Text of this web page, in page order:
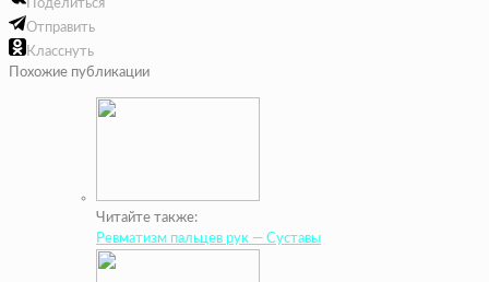
Поделиться
Отправить
Класснуть
Похожие публикации
Читайте также:
Ревматизм пальцев рук — Суставы